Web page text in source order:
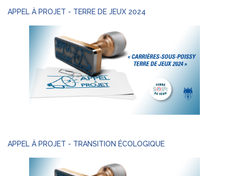
APPEL À PROJET - TERRE DE JEUX 2024
APPEL À PROJET - TRANSITION ÉCOLOGIQUE